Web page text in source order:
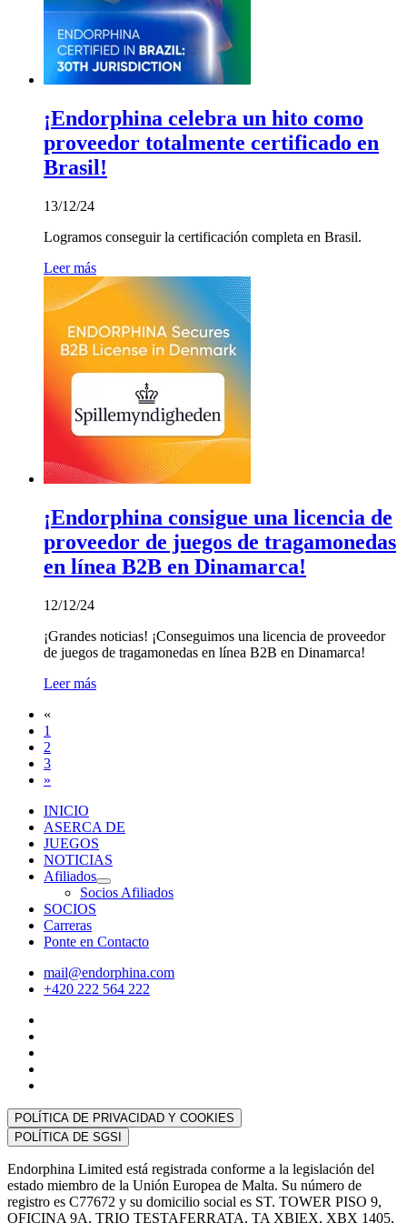
¡Endorphina celebra un hito como
proveedor totalmente certificado en
Brasil!
13/12/24
Logramos conseguir la certificación completa en Brasil.
Leer más
¡Endorphina consigue una licencia de
proveedor de juegos de tragamonedas
en línea B2B en Dinamarca!
12/12/24
¡Grandes noticias! ¡Conseguimos una licencia de proveedor
de juegos de tragamonedas en línea B2B en Dinamarca!
Leer más
«
1
2
3
»
INICIO
ASERCA DE
JUEGOS
NOTICIAS
Afiliados
Socios Afiliados
SOCIOS
Carreras
Ponte en Contacto
mail@endorphina.com
+420 222 564 222
POLÍTICA DE PRIVACIDAD Y COOKIES
POLÍTICA DE SGSI
Endorphina Limited está registrada conforme a la legislación del
estado miembro de la Unión Europea de Malta. Su número de
registro es C77672 y su domicilio social es ST. TOWER PISO 9,
OFICINA 9A, TRIQ TESTAFERRATA, TA XBIEX, XBX 1405,